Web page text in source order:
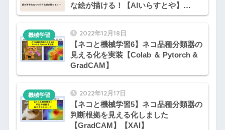
な絵が描ける！【AIいらすとや】
【Stable Diffusion web UI】
2022年12月18日
【ネコと機械学習6】ネコ品種分類器の
見える化を実装【Colab ＆ Pytorch &
GradCAM】
機械学習
2022年12月17日
【ネコと機械学習5】ネコ品種分類器の
判断根拠を見える化しました
【GradCAM】【XAI】
機械学習